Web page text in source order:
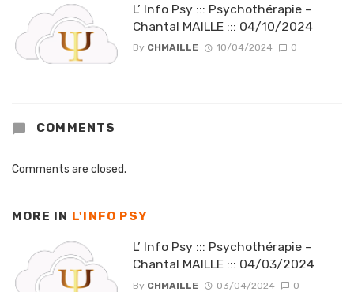
L’ Info Psy ::: Psychothérapie –
Chantal MAILLE ::: 04/10/2024
By CHMAILLE 10/04/2024 0
COMMENTS
Comments are closed.
MORE IN L'INFO PSY
L’ Info Psy ::: Psychothérapie –
Chantal MAILLE ::: 04/03/2024
By CHMAILLE 03/04/2024 0